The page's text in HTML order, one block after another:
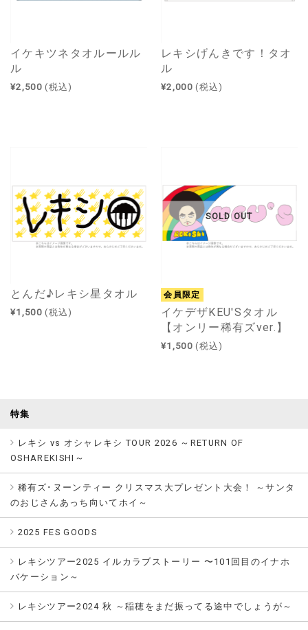
イケキツネタオルールル
ル
¥2,500 (税込)
レキシげんきです！タオ
ル
¥2,000 (税込)
とんだ♪レキシ星タオル
¥1,500 (税込)
SOLD OUT
会員限定
イケデザKEU'Sタオル
【オンリー稀有ズver.】
¥1,500 (税込)
特集
レキシ vs オシャレキシ TOUR 2026 ～RETURN OF
OSHAREKISHI～
稀有ズ･ヌーンティー クリスマス大プレゼント大会！ ～サンタ
のおじさんあっち向いてホイ～
2025 FES GOODS
レキシツアー2025 イルカラブストーリー 〜101回目のイナホ
バケーション～
レキシツアー2024 秋 ～稲穂をまだ振ってる途中でしょうが～